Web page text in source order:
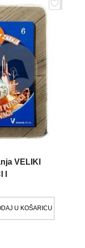
VELIKI
U KOŠARICU